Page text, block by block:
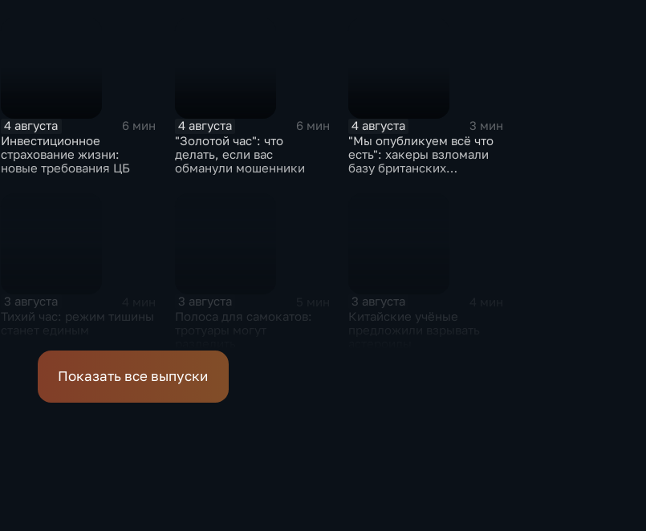
4 августа
6 мин
Инвестиционное
страхование жизни:
новые требования ЦБ
4 августа
6 мин
"Золотой час": что
делать, если вас
обманули мошенники
4 августа
3 мин
"Мы опубликуем всё что
есть": хакеры взломали
базу британских
3 августа
Тихий час: режим тишины
3 августа
Полоса для самокатов:
3 августа
Китайские учёные
Показать все выпуски